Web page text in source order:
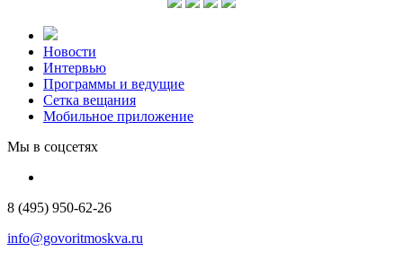
Новости
Интервью
Программы и ведущие
Сетка вещания
Мобильное приложение
Мы в соцсетях
8 (495) 950-62-26
info@govoritmoskva.ru